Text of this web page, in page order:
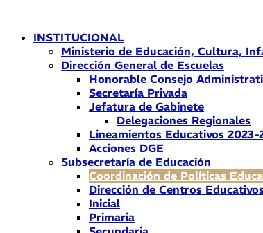
contenidoINSTITUCIONAL
Ministerio de Educación, Cultura,
Dirección General de Escuelas
Honorable Consejo
Secretaría Privada
Jefatura de Gabinete
Delegaciones Regionales
Lineamientos Educativos 2023-
Acciones DGE
Subsecretaría de Educación
Coordinación de Políticas
Dirección de Centros
Inicial
Primaria